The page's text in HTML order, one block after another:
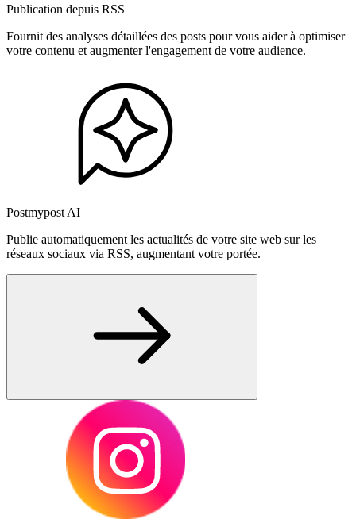
Publication depuis RSS
Fournit des analyses détaillées des posts pour vous aider à optimiser
votre contenu et augmenter l'engagement de votre audience.
Postmypost AI
Publie automatiquement les actualités de votre site web sur les
réseaux sociaux via RSS, augmentant votre portée.